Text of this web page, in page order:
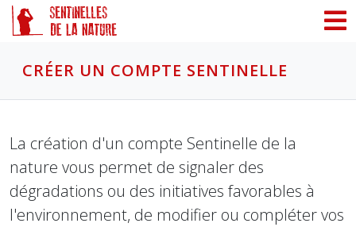
CRÉER UN COMPTE SENTINELLE
La création d'un compte Sentinelle de la
nature vous permet de signaler des
dégradations ou des initiatives favorables à
l'environnement, de modifier ou compléter vos
Panneau de gestion des cookies